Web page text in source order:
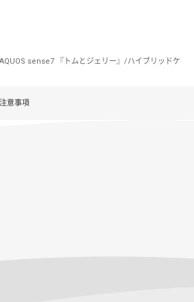
AQUOS sense7 『トムとジェリー』/ハイブリッドケ
意事項